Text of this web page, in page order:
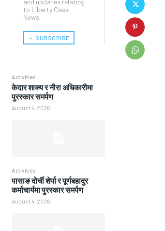
and updates relating
to Liberty Case
News.
﹢ SUBSCRIBE
Activities
केदार शाक्य र नीरा अधिकारीमा
पुरस्कार समर्पण
August 4, 2026
Activities
पासाङ दोर्ची शेर्पा र पूर्णबहादुर
कर्माचार्यमा पुरस्कार समर्पण
August 4, 2026